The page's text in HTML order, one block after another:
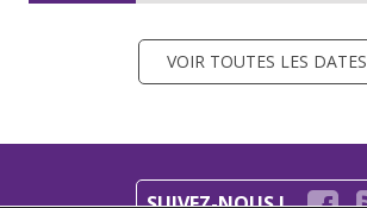
VOIR TOUTES LES DATES
SUIVEZ-NOUS !